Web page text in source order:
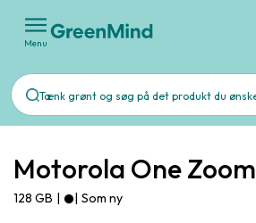
Menu
Motorola One Zoom
128 GB | | Som ny